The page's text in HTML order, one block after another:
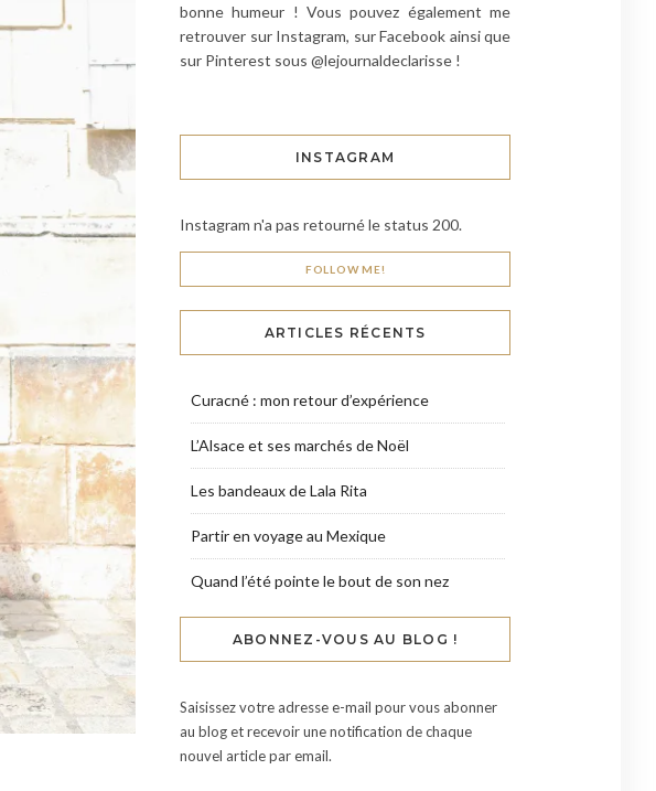
bonne humeur ! Vous pouvez également me
retrouver sur Instagram, sur Facebook ainsi que
sur Pinterest sous @lejournaldeclarisse !
INSTAGRAM
Instagram n'a pas retourné le status 200.
FOLLOW ME!
ARTICLES RÉCENTS
Curacné : mon retour d’expérience
L’Alsace et ses marchés de Noël
Les bandeaux de Lala Rita
Partir en voyage au Mexique
Quand l’été pointe le bout de son nez
ABONNEZ-VOUS AU BLOG !
Saisissez votre adresse e-mail pour vous abonner
au blog et recevoir une notification de chaque
nouvel article par email.